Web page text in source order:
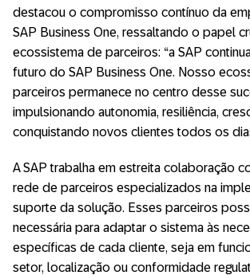
destacou o compromisso contínuo da
SAP Business One, ressaltando o papel
ecossistema de parceiros: “a SAP
futuro do SAP Business One. Nosso
parceiros permanece no centro desse
impulsionando autonomia, resiliência,
conquistando novos clientes todos os
A SAP trabalha em estreita colaboração
rede de parceiros especializados na
suporte da solução. Esses parceiros
necessária para adaptar o sistema às
específicas de cada cliente, seja em
setor, localização ou conformidade